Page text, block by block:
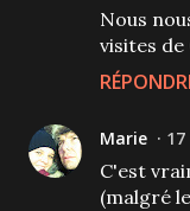
Nous
visites de
Marie
C'est
(malgré